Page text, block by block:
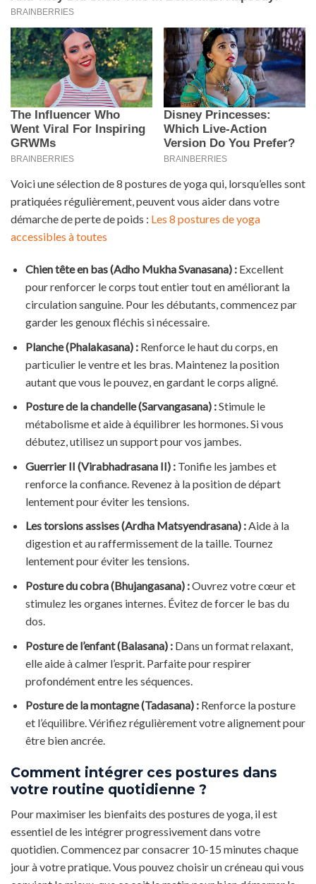
Voici une sélection de 8 postures de yoga qui, lorsqu’elles sont
pratiquées régulièrement, peuvent vous aider dans votre
démarche de perte de poids : Les 8 postures de yoga
accessibles à toutes
Chien tête en bas (Adho Mukha Svanasana) :Excellent
pour renforcer le corps tout entier tout en améliorant la
circulation sanguine. Pour les débutants, commencez par
garder les genoux fléchis si nécessaire.
Planche (Phalakasana) :Renforce le haut du corps, en
particulier le ventre et les bras. Maintenez la position
autant que vous le pouvez, en gardant le corps aligné.
Posture de la chandelle (Sarvangasana) :Stimule le
métabolisme et aide à équilibrer les hormones. Si vous
débutez, utilisez un support pour vos jambes.
Guerrier II (Virabhadrasana II) :Tonifie les jambes et
renforce la confiance. Revenez à la position de départ
lentement pour éviter les tensions.
Les torsions assises (Ardha Matsyendrasana) :Aide à la
digestion et au raffermissement de la taille. Tournez
lentement pour éviter les tensions.
Posture du cobra (Bhujangasana) :Ouvrez votre cœur et
stimulez les organes internes. Évitez de forcer le bas du
dos.
Posture de l’enfant (Balasana) :Dans un format relaxant,
elle aide à calmer l’esprit. Parfaite pour respirer
profondément entre les séquences.
Posture de la montagne (Tadasana) :Renforce la posture
et l’équilibre. Vérifiez régulièrement votre alignement pour
être bien ancrée.
Comment intégrer ces postures dans
votre routine quotidienne ?
Pour maximiser les bienfaits des postures de yoga, il est
essentiel de les intégrer progressivement dans votre
quotidien. Commencez par consacrer 10-15 minutes chaque
jour à votre pratique. Vous pouvez choisir un créneau qui vous